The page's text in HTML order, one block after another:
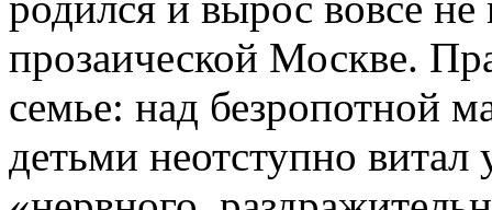
прозаической Москве.
семье: над безропотной
детьми неотступно